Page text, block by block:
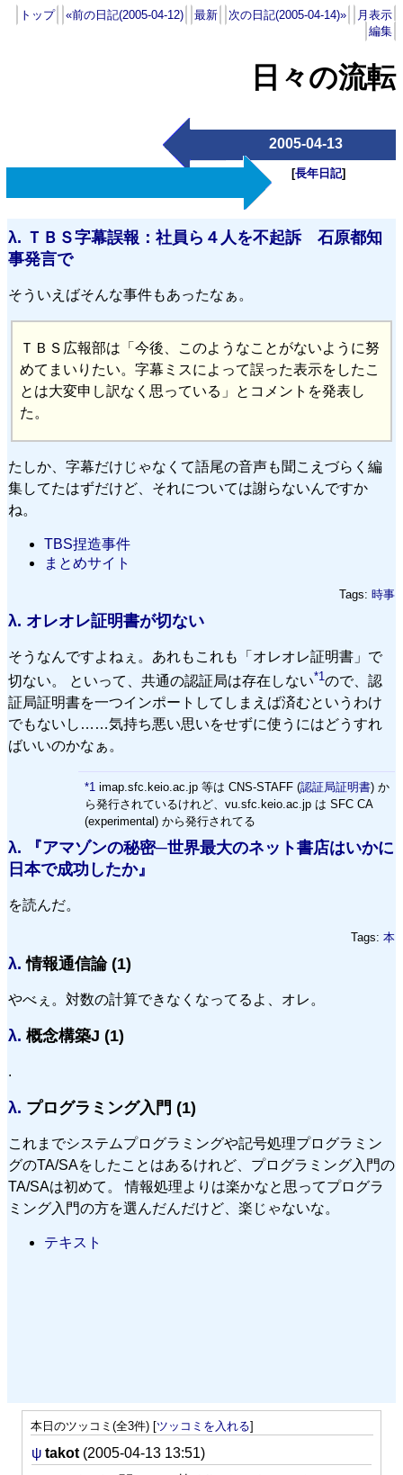
トップ «前の日記(2005-04-12) 最新 次の日記(2005-04-14)»
月表示
編集
日々の流転
2005-04-13
[長年日記]
λ. ＴＢＳ字幕誤報：社員ら４人を不起訴 石原都知
事発言で
そういえばそんな事件もあったなぁ。
ＴＢＳ広報部は「今後、このようなことがないように努
めてまいりたい。字幕ミスによって誤った表示をしたこ
とは大変申し訳なく思っている」とコメントを発表し
た。
たしか、字幕だけじゃなくて語尾の音声も聞こえづらく編
集してたはずだけど、それについては謝らないんですか
ね。
TBS捏造事件
まとめサイト
Tags: 時事
λ. オレオレ証明書が切ない
そうなんですよねぇ。あれもこれも「オレオレ証明書」で
切ない。 といって、共通の認証局は存在しない*1ので、認
証局証明書を一つインポートしてしまえば済むというわけ
でもないし……気持ち悪い思いをせずに使うにはどうすれ
ばいいのかなぁ。
*1 imap.sfc.keio.ac.jp 等は CNS-STAFF (認証局証明書) か
ら発行されているけれど、vu.sfc.keio.ac.jp は SFC CA
(experimental) から発行されてる
λ.
『アマゾンの秘密─世界最大のネット書店はいかに
日本で成功したか』
を読んだ。
Tags: 本
λ. 情報通信論 (1)
やべぇ。対数の計算できなくなってるよ、オレ。
λ. 概念構築J (1)
.
λ. プログラミング入門 (1)
これまでシステムプログラミングや記号処理プログラミン
グのTA/SAをしたことはあるけれど、プログラミング入門の
TA/SAは初めて。 情報処理よりは楽かなと思ってプログラ
ミング入門の方を選んだんだけど、楽じゃないな。
テキスト
本日のツッコミ(全3件) [ツッコミを入れる]
ψ takot (2005-04-13 13:51)